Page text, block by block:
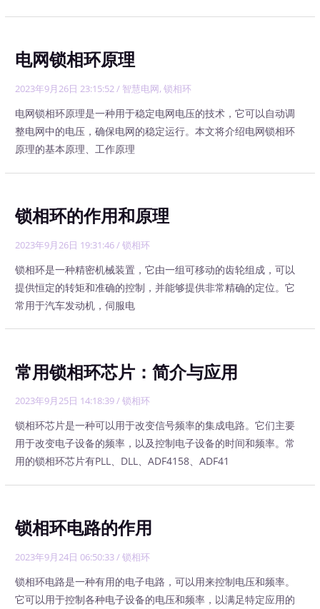
电网锁相环原理
2023年9月26日 23:15:52/ 智慧电网,锁相环
电网锁相环原理是一种用于稳定电网电压的技术，它可以自动调
整电网中的电压，确保电网的稳定运行。本文将介绍电网锁相环
原理的基本原理、工作原理
锁相环的作用和原理
2023年9月26日 19:31:46/锁相环
锁相环是一种精密机械装置，它由一组可移动的齿轮组成，可以
提供恒定的转矩和准确的控制，并能够提供非常精确的定位。它
常用于汽车发动机，伺服电
常用锁相环芯片：简介与应用
2023年9月25日 14:18:39/锁相环
锁相环芯片是一种可以用于改变信号频率的集成电路。它们主要
用于改变电子设备的频率，以及控制电子设备的时间和频率。常
用的锁相环芯片有PLL、DLL、ADF4158、ADF41
锁相环电路的作用
2023年9月24日 06:50:33/锁相环
锁相环电路是一种有用的电子电路，可以用来控制电压和频率。
它可以用于控制各种电子设备的电压和频率，以满足特定应用的